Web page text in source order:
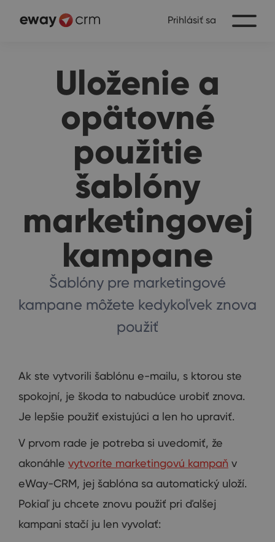
Prihlásiť sa
Uloženie a
opätovné
použitie
šablóny
marketingovej
kampane
Šablóny pre marketingové
kampane môžete kedykoľvek znova
použiť
Ak ste vytvorili šablónu e-mailu, s ktorou ste
spokojní, je škoda to nabudúce urobiť znova.
Je lepšie použiť existujúci a len ho upraviť.
V prvom rade je potreba si uvedomiť, že
akonáhle vytvoríte marketingovú kampaň v
eWay-CRM, jej šablóna sa automatický uloží.
Pokiaľ ju chcete znovu použiť pri ďalšej
kampani stačí ju len vyvolať: